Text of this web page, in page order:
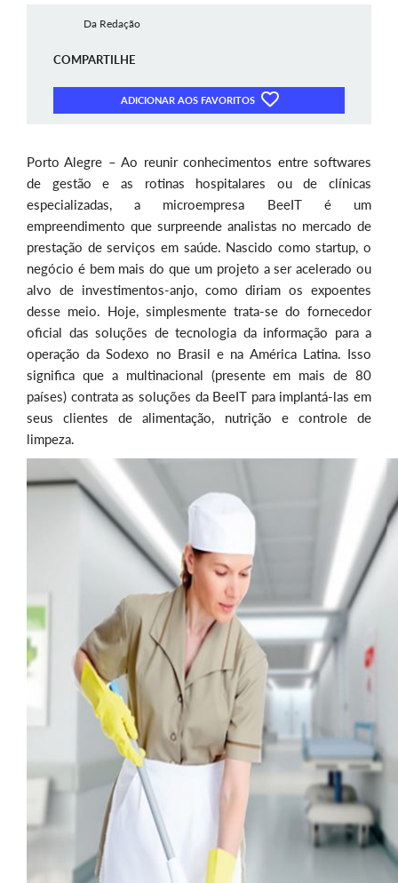
Da Redação
COMPARTILHE
ADICIONAR AOS FAVORITOS
Porto Alegre – Ao reunir conhecimentos entre softwares
de gestão e as rotinas hospitalares ou de clínicas
especializadas, a microempresa BeeIT é um
empreendimento que surpreende analistas no mercado de
prestação de serviços em saúde. Nascido como startup, o
negócio é bem mais do que um projeto a ser acelerado ou
alvo de investimentos-anjo, como diriam os expoentes
desse meio. Hoje, simplesmente trata-se do fornecedor
oficial das soluções de tecnologia da informação para a
operação da Sodexo no Brasil e na América Latina. Isso
significa que a multinacional (presente em mais de 80
países) contrata as soluções da BeeIT para implantá-las em
seus clientes de alimentação, nutrição e controle de
limpeza.